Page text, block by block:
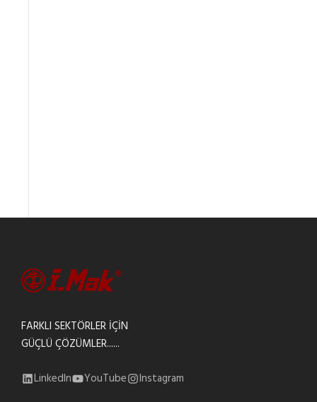
FARKLI SEKTÖRLER İÇİN
GÜÇLÜ ÇÖZÜMLER......
LinkedIn YouTube Instagram